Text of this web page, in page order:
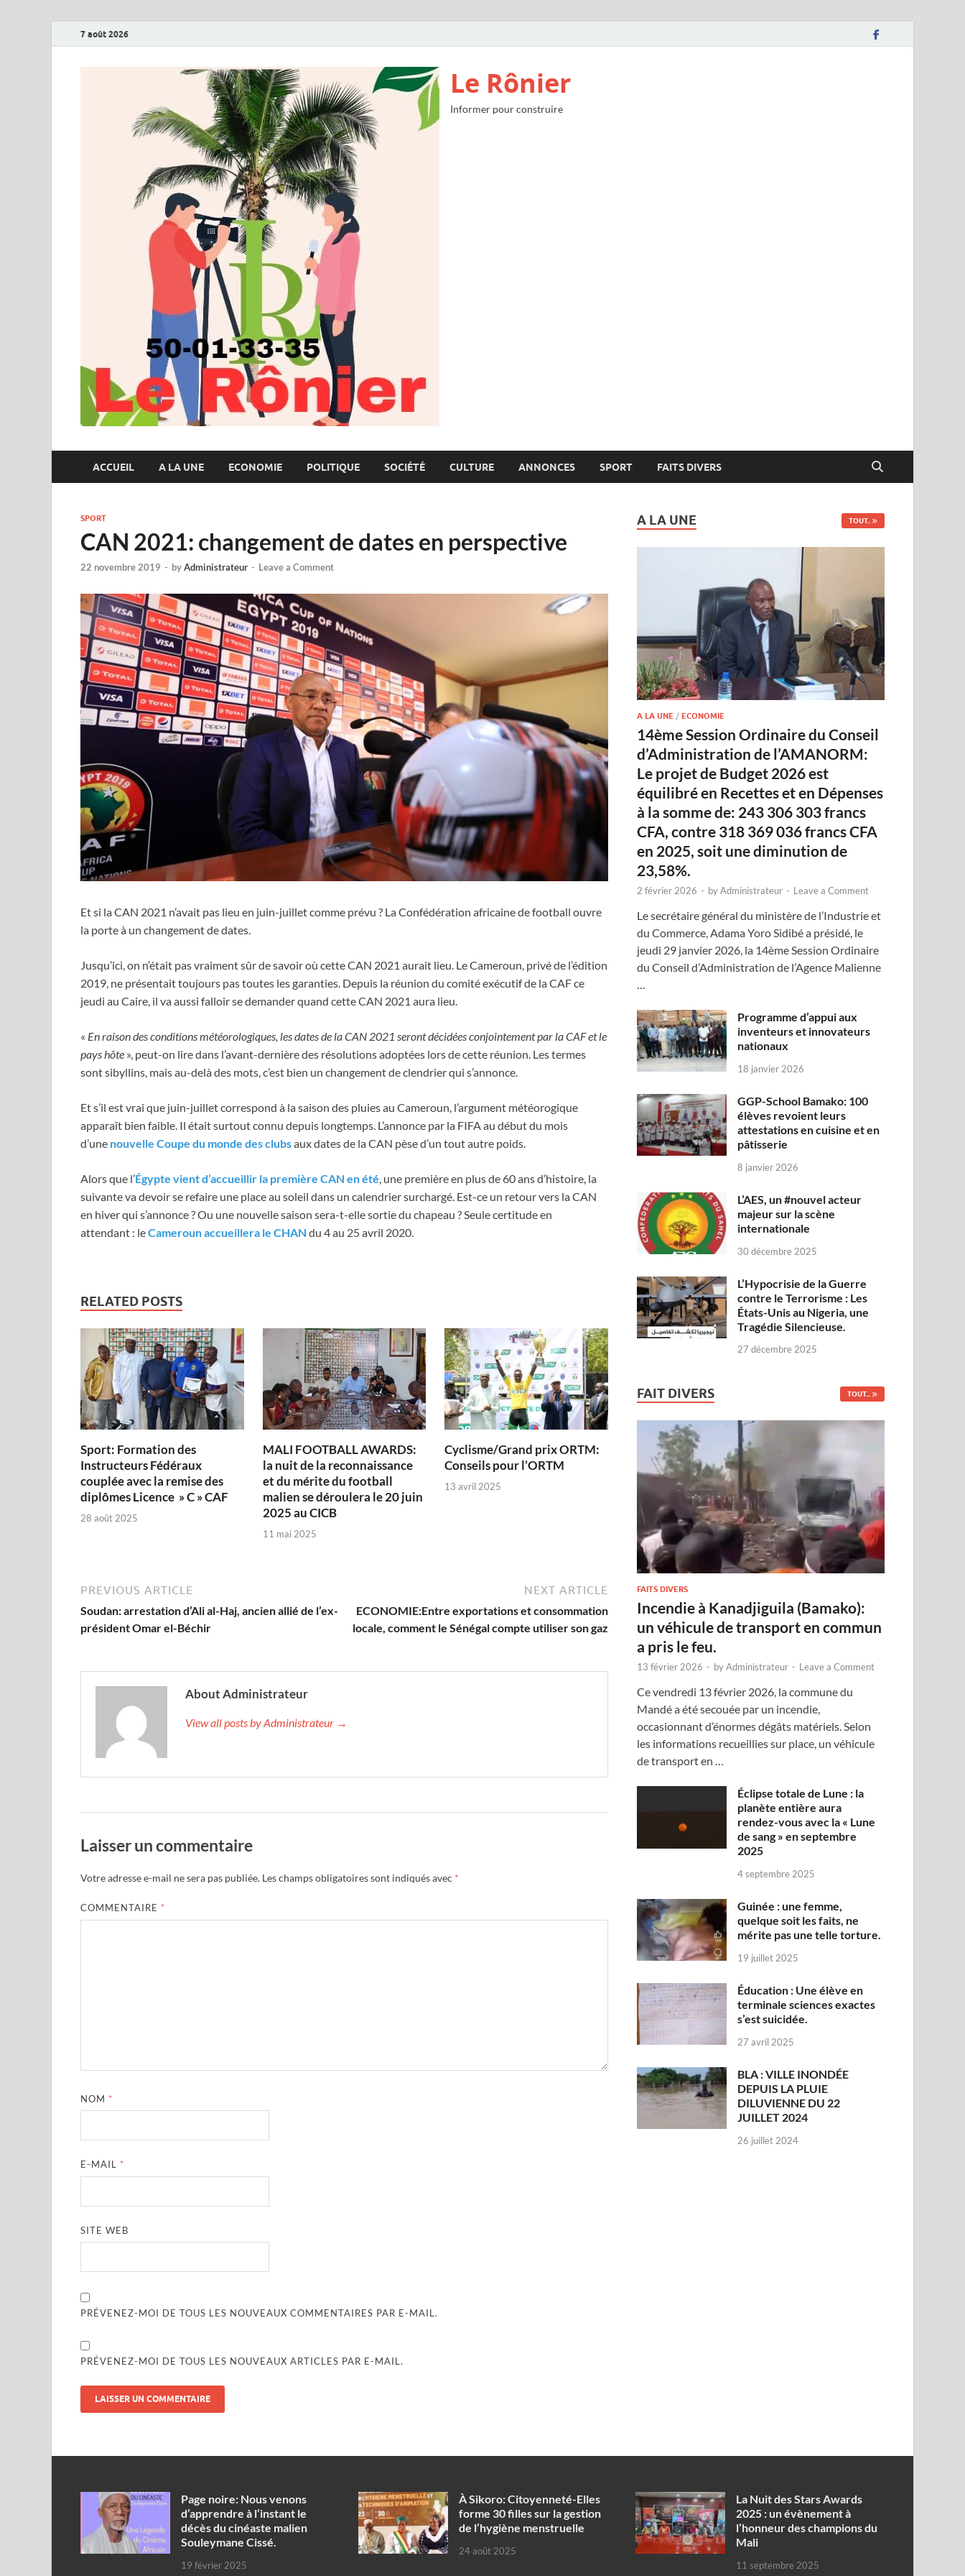
7 août 2026
Le Rônier
Informer pour construire
ACCUEIL A LA UNE ECONOMIE POLITIQUE SOCIÉTÉ CULTURE ANNONCES SPORT FAITS DIVERS
SPORT
CAN 2021: changement de dates en perspective
22 novembre 2019 - byAdministrateur - Leave a Comment
Et si la CAN 2021 n’avait pas lieu en juin-juillet comme prévu ? La Confédération africaine de football ouvre
la porte à un changement de dates.
Jusqu’ici, on n’était pas vraiment sûr de savoir où cette CAN 2021 aurait lieu. Le Cameroun, privé de l’édition
2019, ne présentait toujours pas toutes les garanties. Depuis la réunion du comité exécutif de la CAF ce
jeudi au Caire, il va aussi falloir se demander quand cette CAN 2021 aura lieu.
« En raison des conditions météorologiques, les dates de la CAN 2021 seront décidées conjointement par la CAF et le
pays hôte », peut-on lire dans l’avant-dernière des résolutions adoptées lors de cette réunion. Les termes
sont sibyllins, mais au-delà des mots, c’est bien un changement de clendrier qui s’annonce.
Et s’il est vrai que juin-juillet correspond à la saison des pluies au Cameroun, l’argument météorogique
apparaît bien faible. Il était surtout connu depuis longtemps. L’annonce par la FIFA au début du mois
d’une nouvelle Coupe du monde des clubsaux dates de la CAN pèse d’un tout autre poids.
Alors que l’Égypte vient d’accueillir la première CAN en été, une première en plus de 60 ans d’histoire, la
suivante va devoir se refaire une place au soleil dans un calendrier surchargé. Est-ce un retour vers la CAN
en hiver qui s’annonce ? Ou une nouvelle saison sera-t-elle sortie du chapeau ? Seule certitude en
attendant : leCameroun accueillera le CHAN du 4 au 25 avril 2020.
RELATED POSTS
Sport: Formation des
Instructeurs Fédéraux
couplée avec la remise des
diplômes Licence » C » CAF
28 août 2025
MALI FOOTBALL AWARDS:
la nuit de la reconnaissance
et du mérite du football
malien se déroulera le 20 juin
2025 au CICB
11 mai 2025
Cyclisme/Grand prix ORTM:
Conseils pour l’ORTM
13 avril 2025
PREVIOUS ARTICLE
Soudan: arrestation d’Ali al-Haj, ancien allié de l’ex-
président Omar el-Béchir
NEXT ARTICLE
ECONOMIE:Entre exportations et consommation
locale, comment le Sénégal compte utiliser son gaz
About Administrateur
View all posts by Administrateur →
Laisser un commentaire
Votre adresse e-mail ne sera pas publiée. Les champs obligatoires sont indiqués avec *
COMMENTAIRE *
NOM *
E-MAIL *
SITE WEB
PRÉVENEZ-MOI DE TOUS LES NOUVEAUX COMMENTAIRES PAR E-MAIL.
PRÉVENEZ-MOI DE TOUS LES NOUVEAUX ARTICLES PAR E-MAIL.
A LA UNE TOUT..
A LA UNE /ECONOMIE
14ème Session Ordinaire du Conseil
d’Administration de l’AMANORM:
Le projet de Budget 2026 est
équilibré en Recettes et en Dépenses
à la somme de: 243 306 303 francs
CFA, contre 318 369 036 francs CFA
en 2025, soit une diminution de
23,58%.
2 février 2026 - byAdministrateur - Leave a Comment
Le secrétaire général du ministère de l’Industrie et
du Commerce, Adama Yoro Sidibé a présidé, le
jeudi 29 janvier 2026, la 14ème Session Ordinaire
du Conseil d’Administration de l’Agence Malienne
…
Programme d’appui aux
inventeurs et innovateurs
nationaux
18 janvier 2026
GGP-School Bamako: 100
élèves revoient leurs
attestations en cuisine et en
pâtisserie
8 janvier 2026
L’AES, un #nouvel acteur
majeur sur la scène
internationale
30 décembre 2025
L’Hypocrisie de la Guerre
contre le Terrorisme : Les
États-Unis au Nigeria, une
Tragédie Silencieuse.
27 décembre 2025
FAIT DIVERS TOUT...
FAITS DIVERS
Incendie à Kanadjiguila (Bamako):
un véhicule de transport en commun
a pris le feu.
13 février 2026 - byAdministrateur - Leave a Comment
Ce vendredi 13 février 2026, la commune du
Mandé a été secouée par un incendie,
occasionnant d’énormes dégâts matériels. Selon
les informations recueillies sur place, un véhicule
de transport en …
Éclipse totale de Lune : la
planète entière aura
rendez-vous avec la « Lune
de sang » en septembre
2025
4 septembre 2025
Guinée : une femme,
quelque soit les faits, ne
mérite pas une telle torture.
19 juillet 2025
Éducation : Une élève en
terminale sciences exactes
s’est suicidée.
27 avril 2025
BLA : VILLE INONDÉE
DEPUIS LA PLUIE
DILUVIENNE DU 22
JUILLET 2024
26 juillet 2024
Page noire: Nous venons
d’apprendre à l’instant le
décès du cinéaste malien
Souleymane Cissé.
19 février 2025
À Sikoro: Citoyenneté-Elles
forme 30 filles sur la gestion
de l’hygiène menstruelle
24 août 2025
‎La Nuit des Stars Awards
2025 : un évènement à
l’honneur des champions du
Mali
11 septembre 2025